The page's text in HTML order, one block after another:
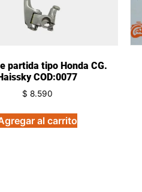
partida tipo Honda CG.
COD:0077
$ 8.590
al carrito